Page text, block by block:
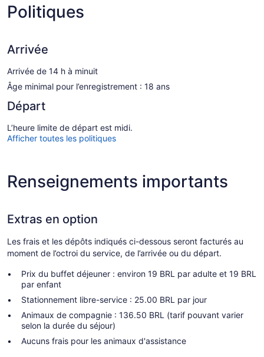
Politiques
Arrivée
Arrivée de 14 h à minuit
Âge minimal pour l’enregistrement : 18 ans
Départ
L’heure limite de départ est midi.
Afficher toutes les politiques
Renseignements importants
Extras en option
Les frais et les dépôts indiqués ci-dessous seront facturés au
moment de l’octroi du service, de l’arrivée ou du départ.
Prix du buffet déjeuner : environ 19 BRL par adulte et 19 BRL
par enfant
Stationnement libre-service : 25.00 BRL par jour
Animaux de compagnie : 136.50 BRL (tarif pouvant varier
selon la durée du séjour)
Aucuns frais pour les animaux d'assistance